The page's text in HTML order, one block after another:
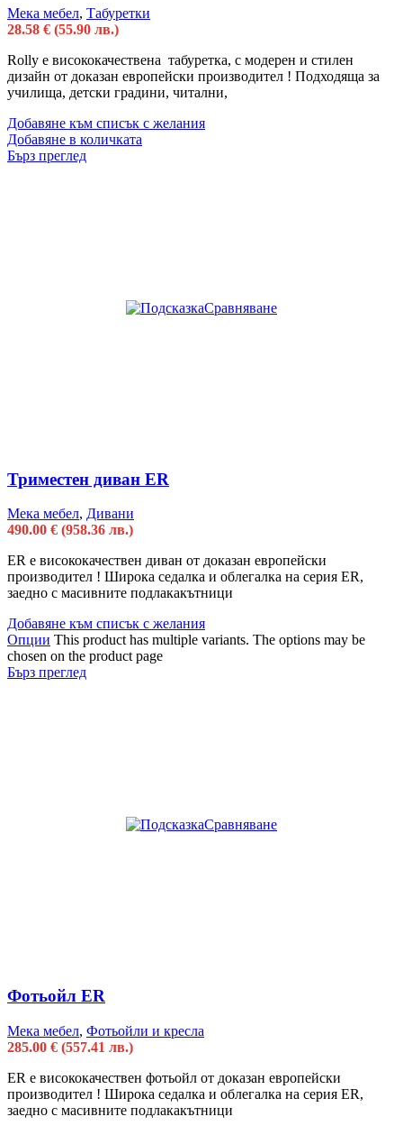
Мека мебел, Табуретки
28.58 € (55.90 лв.)
Rolly e висококачественa табуретка, с модерен и стилен
дизайн от доказан европейски производител ! Подходяща за
училища, детски градини, читални,
Добавяне към списък с желания
Добавяне в количката
Бърз преглед
Сравняване
Триместен диван ER
Мека мебел, Дивани
490.00 € (958.36 лв.)
ER e висококачествен диван от доказан европейски
производител ! Широка седалка и облегалка на серия ER,
заедно с масивните подлакакътници
Добавяне към списък с желания
Опции This product has multiple variants. The options may be
chosen on the product page
Бърз преглед
Сравняване
Фотьойл ER
Мека мебел, Фотьойли и кресла
285.00 € (557.41 лв.)
ER e висококачествен фотьойл от доказан европейски
производител ! Широка седалка и облегалка на серия ER,
заедно с масивните подлакакътници